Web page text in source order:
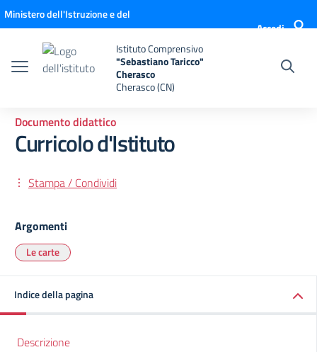
Vai ai contenuti
Vai al menu di navigazione
Vai al footer
Ministero dell'Istruzione e del
Accedi
Istituto Comprensivo
"Sebastiano Taricco"
Cherasco
Cherasco (CN)
Documento didattico
Curricolo d'Istituto
Stampa / Condividi
Argomenti
Le carte
Indice della pagina
Descrizione